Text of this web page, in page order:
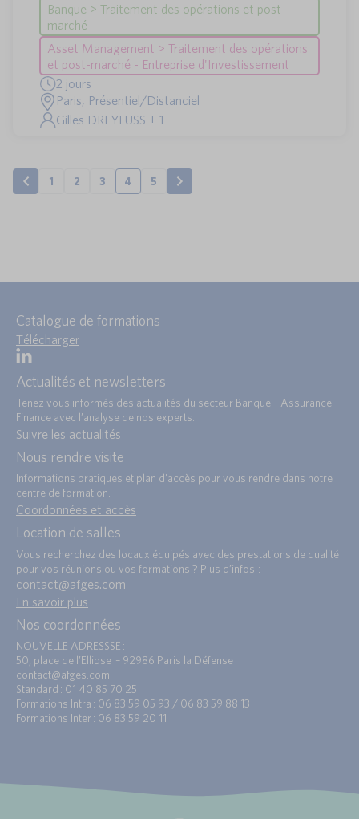
Banque > Traitement des opérations et post
marché
Asset Management > Traitement des opérations
et post-marché - Entreprise d'Investissement
2 jours
Paris, Présentiel/Distanciel
Gilles DREYFUSS + 1
1 2 3 4 5
Catalogue de formations
Télécharger
Actualités et newsletters
Tenez vous informés des actualités du secteur Banque – Assurance –
Finance avec l’analyse de nos experts.
Suivre les actualités
Nous rendre visite
Informations pratiques et plan d’accès pour vous rendre dans notre
centre de formation.
Coordonnées et accès
Location de salles
Vous recherchez des locaux équipés avec des prestations de qualité
pour vos réunions ou vos formations ? Plus d’infos :
contact@afges.com
En savoir plus
Nos coordonnées
NOUVELLE ADRESSSE :
50, place de l’Ellipse – 92986 Paris la Défense
contact@afges.com
Standard : 01 40 85 70 25
Formations Intra : 06 83 59 05 93 / 06 83 59 88 13
Formations Inter : 06 83 59 20 11